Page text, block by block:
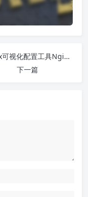
Nginx可视化配置工具NginxConfig
下一篇